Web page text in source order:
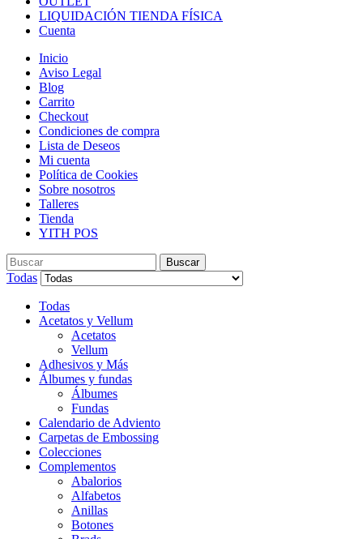
LIQUIDACIÓN TIENDA FÍSICA
Cuenta
Inicio
Aviso Legal
Blog
Carrito
Checkout
Condiciones de compra
Lista de Deseos
Mi cuenta
Política de Cookies
Sobre nosotros
Talleres
Tienda
YITH POS
Buscar
Todas
Todas
Acetatos y Vellum
Acetatos
Vellum
Adhesivos y Más
Álbumes y fundas
Álbumes
Fundas
Calendario de Adviento
Carpetas de Embossing
Colecciones
Complementos
Abalorios
Alfabetos
Anillas
Botones